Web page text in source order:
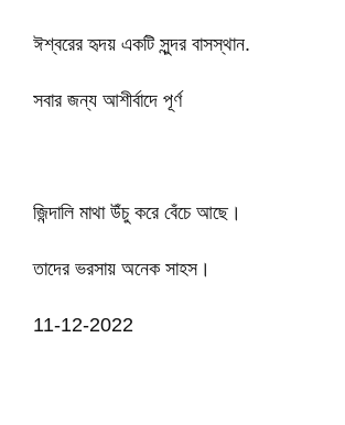
ঈশ্বরের হৃদয় একটি সুন্দর বাসস্থান.
সবার জন্য আশীর্বাদে পূর্ণ
জিন্দালি মাথা উঁচু করে বেঁচে আছে।
তাদের ভরসায় অনেক সাহস।
11-12-2022